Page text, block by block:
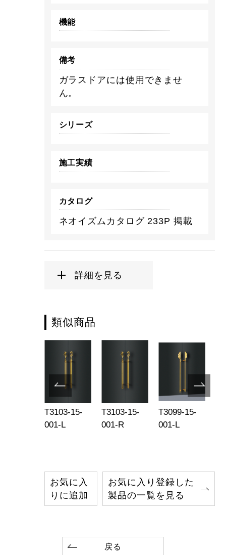
機能
備考
ガラスドアには使用できませ
ん。
シリーズ
施工実績
カタログ
ネオイズムカタログ 233P 掲載
詳細を見る
類似商品
T3103-15-
001-L
T3103-15-
001-R
T3099-15-
001-L
お気に入
りに追加
お気に入り登録した
製品の一覧を見る
戻る